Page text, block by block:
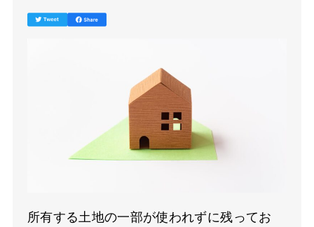
所有する土地の一部が使われずに残ってお